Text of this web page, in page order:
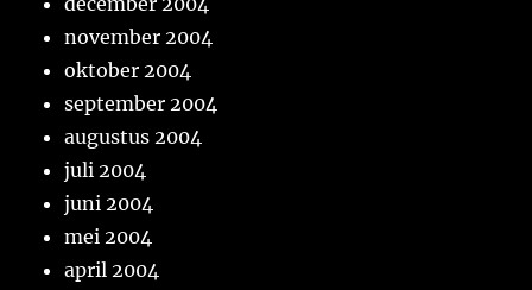
november 2004
oktober 2004
september 2004
augustus 2004
juli 2004
juni 2004
mei 2004
april 2004